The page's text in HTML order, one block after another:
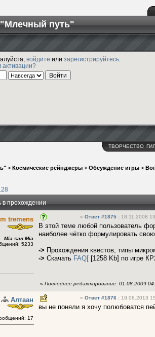
путь"
войдите или зарегистрируйтесь
активации?
ТВОРЧЕСТВО
> Космические рейнджеры > Обсуждение игры >
прохождении
tremens
Mia san Mia
5233
« Ответ #1875 : 18.11.2008
В этой теме любой пользователь
наиболее чётко формулировать
-> Прохождения квестов, типы
-> Скачать FAQ[ [1258 Kb] по игре
« Последнее редактирование: 01.08.2009
Алтаaн
17
« Ответ #1876 : 19.06.2013
вы не поняли я хочу полюбоватся